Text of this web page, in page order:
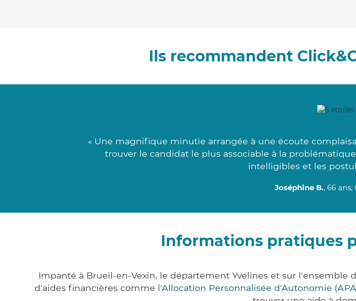
Ils recommandent
« Une magnifique minutie arrangée à une écoute
trouver le candidat le plus associable à la
intelligibles et les
Joséphine B., 66
Informations pratiques
Impanté à Brueil-en-Vexin, le département Yvelines et sur l'ensemble
d'aides financières comme l'Allocation Personnalisée d'Autonomie